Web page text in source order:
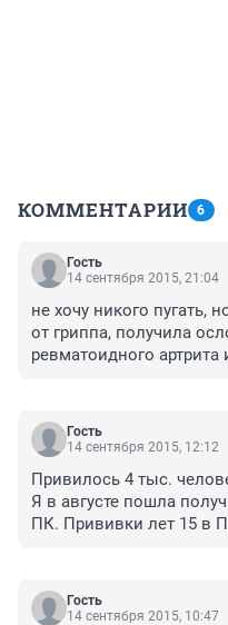
КОММЕНТАРИИ 6
Гость
14 сентября 2015, 21:04
не хочу никого пугать,
от гриппа, получила
ревматоидного
разу и не болела... сто
ставить.
Гость
14 сентября 2015, 12:12
Привилось 4 тыс.
Я в августе пошла
ПК. Прививки лет 15 в
но потом достали
стабильно
Гость
14 сентября 2015, 10:47